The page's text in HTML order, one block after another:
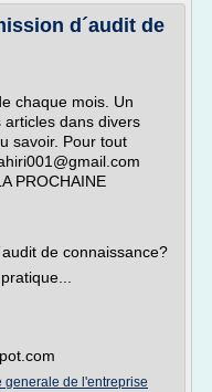
d´audit de
chaque mois. Un
articles dans divers
savoir. Pour tout
PROCHAINE
de connaissance?
de l'entreprise